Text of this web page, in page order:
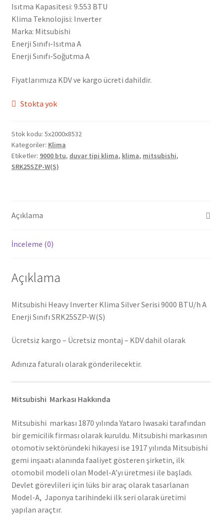
Isıtma Kapasitesi: 9.553 BTU
Klima Teknolojisi: Inverter
Marka: Mitsubishi
Enerji Sınıfı-Isıtma A
Enerji Sınıfı-Soğutma A
Fiyatlarımıza KDV ve kargo ücreti dahildir.
Stokta yok
Stok kodu: 5x2000x8532
Kategoriler: Klima
Etiketler: 9000 btu, duvar tipi klima, klima, mitsubishi,
SRK25SZP-W(S)
Açıklama
İnceleme (0)
Açıklama
Mitsubishi Heavy Inverter Klima Silver Serisi 9000 BTU/h A
Enerji Sınıfı SRK25SZP-W(S)
Ücretsiz kargo – Ücretsiz montaj – KDV dahil olarak
Adınıza faturalı olarak gönderilecektir.
Mitsubishi Markası Hakkında
Mitsubishi markası 1870 yılında Yataro Iwasaki tarafından
bir gemicilik firması olarak kuruldu. Mitsubishi markasının
otomotiv sektöründeki hikayesi ise 1917 yılında Mitsubishi
gemi inşaatı alanında faaliyet gösteren şirketin, ilk
otomobil modeli olan Model-A’yı üretmesi ile başladı.
Devlet görevlileri için lüks bir araç olarak tasarlanan
Model-A, Japonya tarihindeki ilk seri olarak üretimi
yapılan araçtır.